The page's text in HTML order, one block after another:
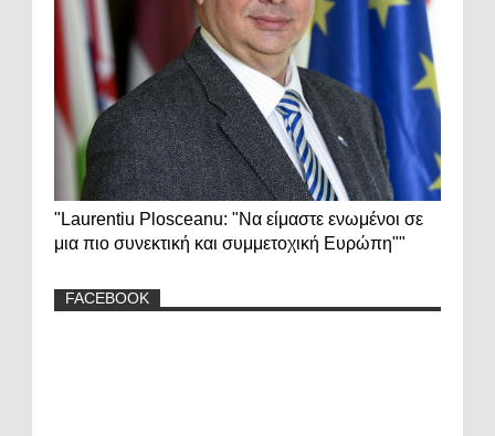
"Laurentiu Plosceanu: "Να είμαστε ενωμένοι σε
μια πιο συνεκτική και συμμετοχική Ευρώπη""
FACEBOOK